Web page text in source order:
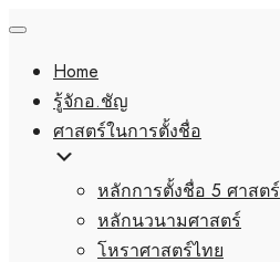
Home
รู้จักอ.ชัญ
ศาสตร์ในการตั้งชื่อ
หลักการตั้งชื่อ 5 ศาสตร์
หลักนวนามศาสตร์
โหราศาสตร์ไทย